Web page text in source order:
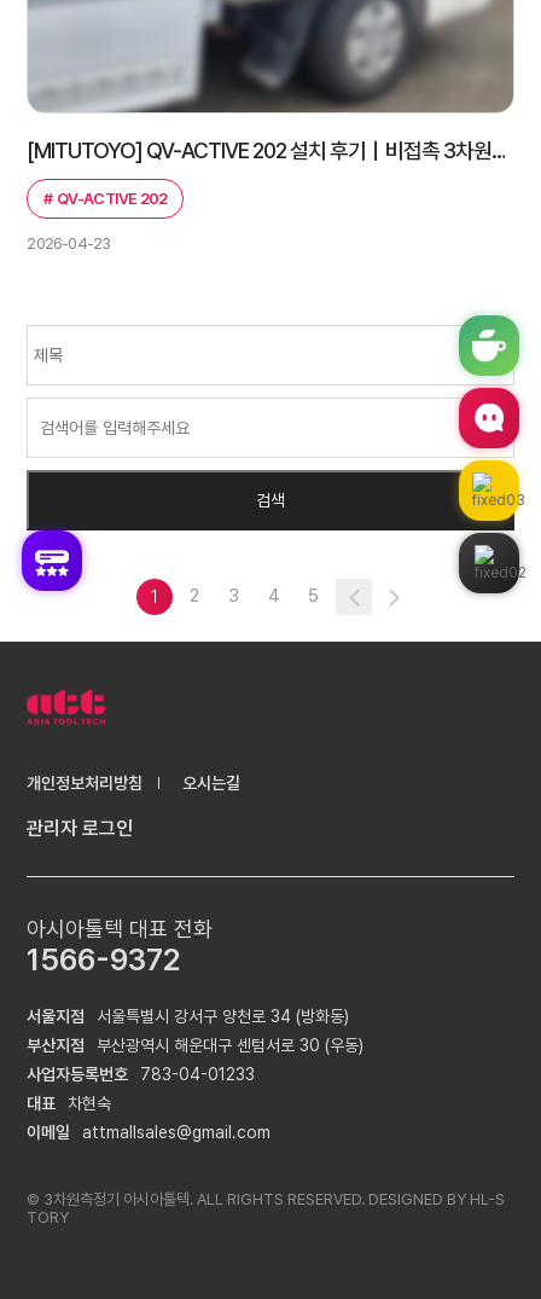
[MITUTOYO] QV-ACTIVE 202 설치 후기｜비접촉 3차원측정기 전시 제품 도입 사례
# QV-ACTIVE 202
2026-04-23
1 2 3 4 5
개인정보처리방침 오시는길
관리자 로그인
서울지점
서울특별시 강서구 양천로 34 (방화동)
부산지점
부산광역시 해운대구 센텀서로 30 (우동)
사업자등록번호
783-04-01233
대표
차현숙
이메일
attmallsales@gmail.com
© 3차원측정기 아시아툴텍. ALL RIGHTS RESERVED. DESIGNED BY HL-S
TORY
아시아툴텍 대표 전화
1566-9372